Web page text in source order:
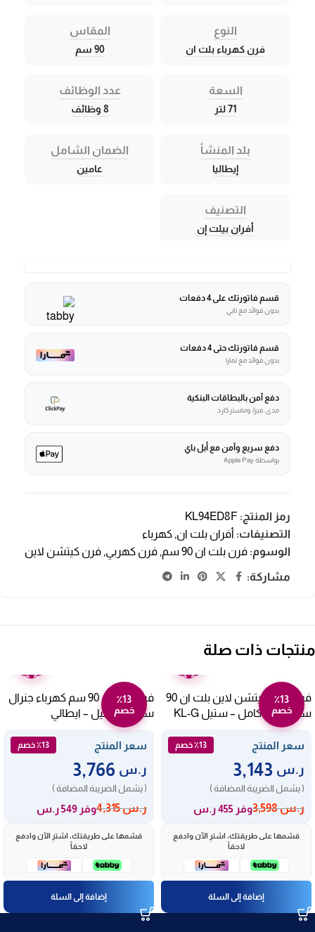
النوع
فرن كهرباء بلت ان
المقاس
90 سم
السعة
71 لتر
عدد الوظائف
8 وظائف
بلد المنشأ
إيطاليا
الضمان الشامل
عامين
التصنيف
أفران بيلت إن
قسم فاتورتك على 4 دفعات
بدون فوائد مع تابي
قسم فاتورتك حتى 4 دفعات
بدون فوائد مع تمارا
دفع آمن بالبطاقات البنكية
مدى، فيزا، وماستركارد
دفع سريع وآمن مع أبل باي
بواسطة Apple Pay
رمز المنتج: KL94ED8F
التصنيفات: أفران بلت ان, كهرباء
الوسوم: فرن بلت ان 90 سم , فرن كهربي, فرن كيتشن لاين
مشاركة:
منتجات ذات صلة
٪13
خصم
فرن الغاز كيتشن لاين بلت ان 90
سم – أمان كامل – ستيل KL-G
904
سعر المنتج
٪13 خصم
ر.س
( يشمل الضريبة المضافة )
ر.س3,598 وفر 455 ر.س
قسّمها على طريقتك، اشترِ الآن وادفع
لاحقاً
إضافة إلى السلة
٪13
خصم
فرن بلت ان 90 سم كهرباء جنرال
سوبريم ستيل – ايطالي
GSO909IEDM
سعر المنتج
٪13 خصم
ر.س
( يشمل الضريبة المضافة )
ر.س4,315 وفر 549 ر.س
قسّمها على طريقتك، اشترِ الآن وادفع
لاحقاً
إضافة إلى السلة